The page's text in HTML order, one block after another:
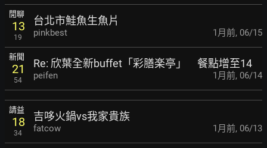
閒聊
13
19
台北市鮭魚生魚片
pinkbest 1月前, 06/15
新聞
21
54
Re: 欣葉全新buffet「彩膳楽亭」 餐點增至14
peifen 1月前, 06/14
請益
18
34
吉哆火鍋vs我家貴族
fatcow 1月前, 06/13